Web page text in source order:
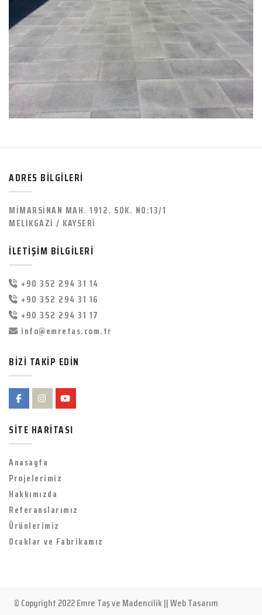
ADRES BİLGİLERİ
MİMARSİNAN MAH. 1912. SOK. NO:13/1
MELİKGAZİ / KAYSERİ
İLETİŞİM BİLGİLERİ
+90 352 294 31 14
+90 352 294 31 16
+90 352 294 31 17
info@emretas.com.tr
BİZİ TAKİP EDİN
SİTE HARİTASI
Anasayfa
Projelerimiz
Hakkımızda
Referanslarımız
Ürünlerimiz
Ocaklar ve Fabrikamız
© Copyright 2022 Emre Taş ve Madencilik ||Web Tasarım